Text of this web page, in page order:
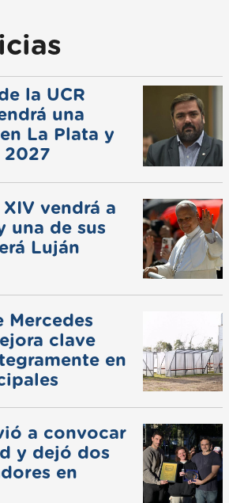
la UCR
una
La Plata y
2027
vendrá a
una de sus
Luján
Mercedes
clave
en
a convocar
y dejó dos
en